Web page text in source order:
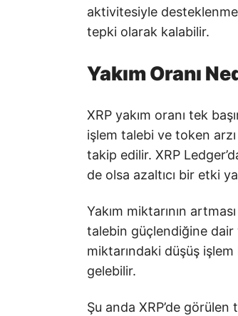
aktivitesiyle
tepki olarak kalabilir.
Yakım Oranı
XRP yakım oranı tek
işlem talebi ve token
takip edilir. XRP
de olsa azaltıcı bir etki
Yakım miktarının
talebin güçlendiğine dair
miktarındaki düşüş
gelebilir.
Şu anda XRP’de